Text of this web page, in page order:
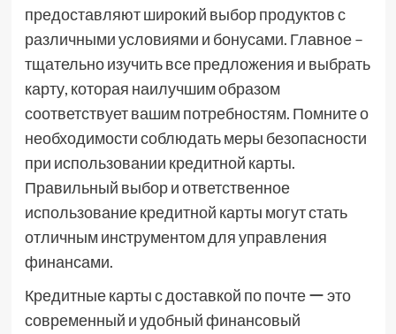
предоставляют широкий выбор продуктов с
различными условиями и бонусами. Главное –
тщательно изучить все предложения и выбрать
карту, которая наилучшим образом
соответствует вашим потребностям. Помните о
необходимости соблюдать меры безопасности
при использовании кредитной карты.
Правильный выбор и ответственное
использование кредитной карты могут стать
отличным инструментом для управления
финансами.
Кредитные карты с доставкой по почте ー это
современный и удобный финансовый